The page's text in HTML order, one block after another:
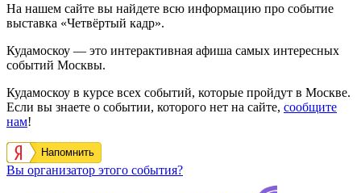
На нашем сайте вы найдете всю информацию про событие
выставка «Четвёртый кадр».
Кудамоскоу — это интерактивная афиша самых интересных
событий Москвы.
Кудамоскоу в курсе всех событий, которые пройдут в Москве.
Если вы знаете о событии, которого нет на сайте, сообщите
нам!
Напомнить
Вы организатор этого события?